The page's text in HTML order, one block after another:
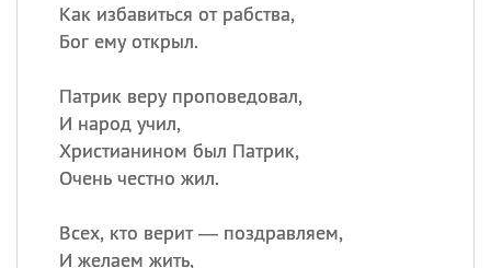
Как избавиться от рабства,
Бог ему открыл.
Патрик веру проповедовал,
И народ учил,
Христианином был Патрик,
Очень честно жил.
Всех, кто верит — поздравляем,
И желаем жить,